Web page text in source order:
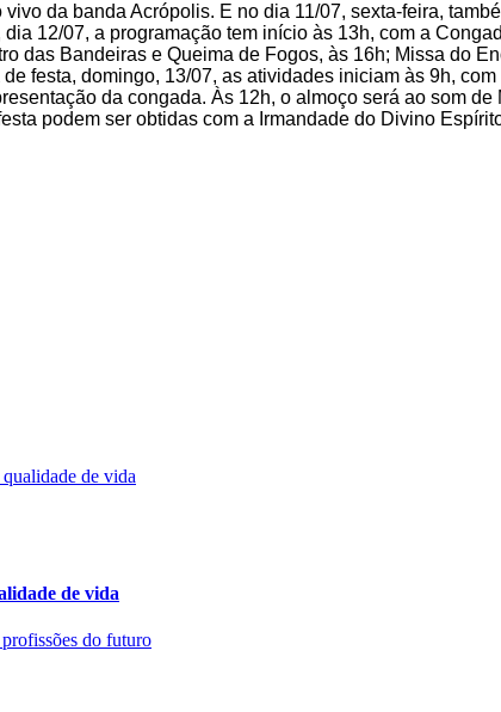
da banda Acrópolis. E no dia 11/07, sexta-feira,
12/07, a programação tem início às 13h, com a
das Bandeiras e Queima de Fogos, às 16h; Missa do
festa, domingo, 13/07, as atividades iniciam às 9h,
da congada. Às 12h, o almoço será ao som
podem ser obtidas com a Irmandade do Divino
de vida